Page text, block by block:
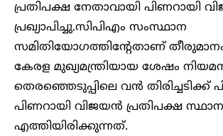
പ്രതിപക്ഷ നേതാവായി പിണറായി
പ്രഖ്യാപിച്ചു.സിപിഎം സംസ്ഥാന
സമിതിയോഗത്തിന്റേതാണ്
കേരള മുഖ്യമന്ത്രിയായ ശേഷം
തെരഞ്ഞെടുപ്പിലെ വൻ തിരിച്ചടിക്ക്
പിണറായി വിജയൻ പ്രതിപക്ഷ
എത്തിയിരിക്കുന്നത്.